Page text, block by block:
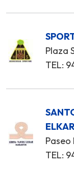
Plaza
TEL:
TEL: